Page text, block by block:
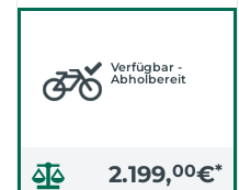
(SULPHUR YELLOW)
Verfügbar -
Abholbereit
2.199,00€*